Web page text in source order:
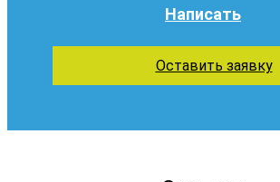
Написать
Оставить заявку